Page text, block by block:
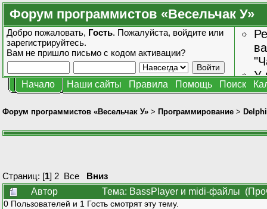
Форум программистов «Весельчак У»
Добро пожаловать, Гость. Пожалуйста, войдите или
зарегистрируйтесь.
Вам не пришло письмо с кодом активации?
У
Начало Наши сайты Правила Помощь Поиск
Форум программистов «Весельчак У» > Программирование > Delphi
Страниц: [1] 2 Все
Вниз
Автор
Тема: BassPlayer и midi-файлы
0 Пользователей и 1 Гость смотрят эту тему.